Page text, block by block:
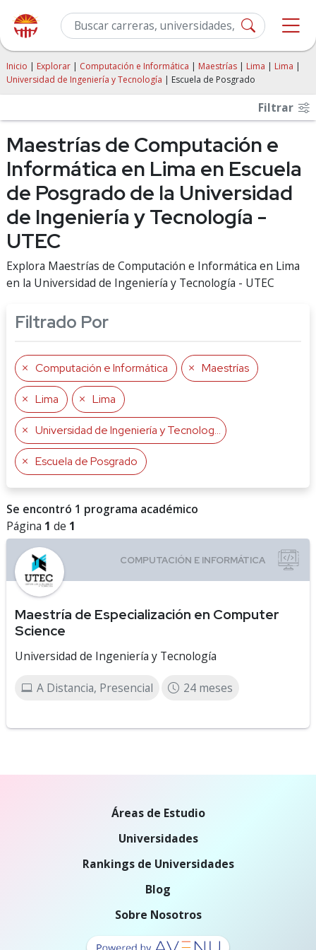
Inicio | Explorar | Computación e Informática | Maestrías | Lima | Lima |
Universidad de Ingeniería y Tecnología | Escuela de Posgrado
Filtrar
Maestrías de Computación e
Informática en Lima en Escuela
de Posgrado de la Universidad
de Ingeniería y Tecnología -
UTEC
Explora Maestrías de Computación e Informática en Lima
en la Universidad de Ingeniería y Tecnología - UTEC
Filtrado Por
Computación e Informática Maestrías
Lima Lima
Universidad de Ingeniería y Tecnología
Escuela de Posgrado
Se encontró 1 programa académico
Página 1 de 1
Maestría de Especialización en Computer
Science
Universidad de Ingeniería y Tecnología
A Distancia, Presencial 24 meses
Áreas de Estudio
Universidades
Rankings de Universidades
Blog
Sobre Nosotros